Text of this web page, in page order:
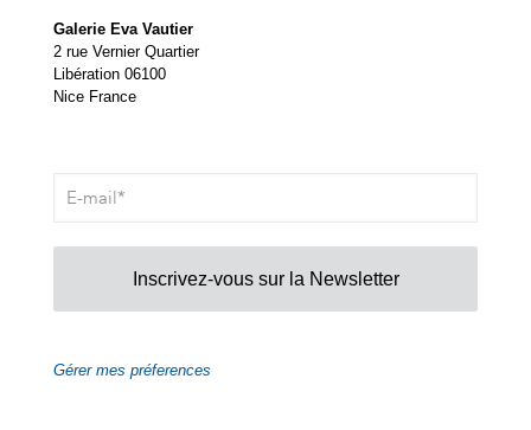
Galerie Eva Vautier
2 rue Vernier Quartier
Libération 06100
Nice France
Inscrivez-vous sur la Newsletter
Gérer mes préferences